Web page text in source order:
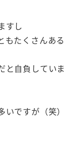
すし
もたくさんある
と自負していま
ですが（笑）